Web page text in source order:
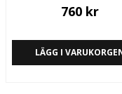
760 kr
LÄGG I